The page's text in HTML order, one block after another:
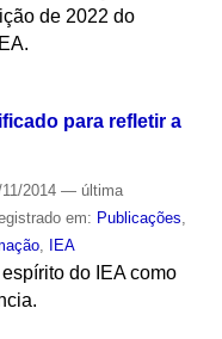
de 2022 do
para refletir a
2014 — última
em: Publicações,
, IEA
do IEA como